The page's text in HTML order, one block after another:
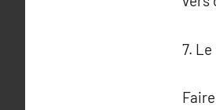
7.